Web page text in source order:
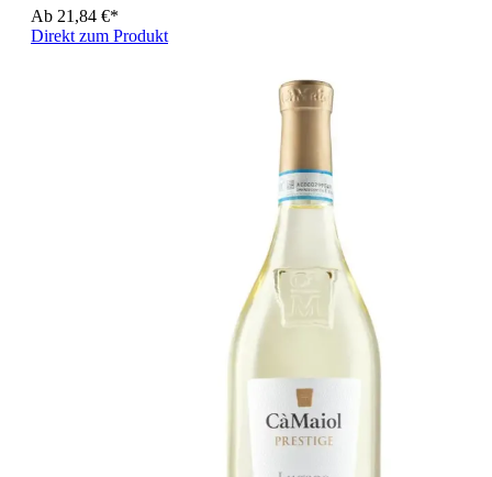
Ab 21,84 €*
Direkt zum Produkt